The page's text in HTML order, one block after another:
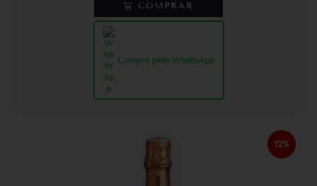
COMPRAR
Compre pelo WhatsApp
12%